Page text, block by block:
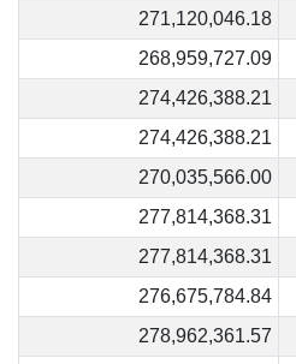
271,120,046.18
268,959,727.09
274,426,388.21
274,426,388.21
270,035,566.00
277,814,368.31
277,814,368.31
276,675,784.84
278,962,361.57